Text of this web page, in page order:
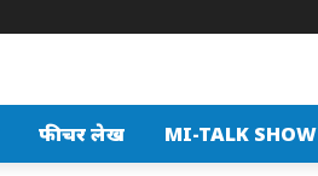
फीचर लेख MI-TALK SHOW